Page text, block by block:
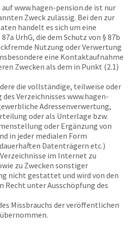
aufwww.hagen-pension.de ist nur
Zweck zulässig. Bei den zur
handelt es sich um eine
UrhG, die dem Schutz von § 87b
Nutzung oder Verwertung
eine Kontaktaufnahme
Zwecken als dem in Punkt (2.1)
die vollständige, teilweise oder
Verzeichnisses www.hagen-
Adressenverwertung,
oder als Unterlage bzw.
oder Ergänzung von
in jeder medialen Form
Datenträgern etc.)
im Internet zu
zu Zwecken sonstiger
nicht gestattet und wird von den
Recht unter Ausschöpfung des
Missbrauchs der veröffentlichen